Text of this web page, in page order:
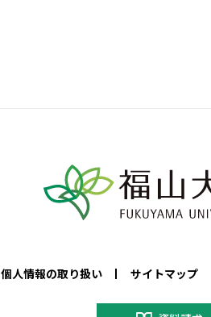
個人情報の取り扱い サイトマップ